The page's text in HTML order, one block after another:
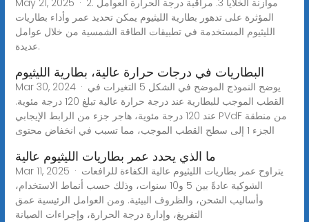
المؤثرة على تدهور بطارية الليثيوم يمكن تحديد عمر وأداء بطاريات
الليثيوم المستخدمة في تطبيقات الطاقة الشمسية من خلال عوامل
عديدة.
البطاريات في درجات حرارة عالية، بطارية الليثيوم
Mar 30, 2024 · يوضح النموذج الموضح في الشكل 5 التغيرات في
القطب الموجب للبطارية عند درجة حرارة عالية تبلغ 120 درجة مئوية.
عند 120 درجة مئوية، هاجر جزء من الرابط الإيجابي PVdF من منطقة
الجزء 1 إلى سطح القطب الموجب، مما تسبب في انخفاض محتوى
ما الذي يحدد عمر بطاريات الليثيوم عالية
Mar 11, 2025 · يتراوح عمر بطاريات الليثيوم عالية الكفاءة للرافعات
الشوكية عادةً بين 5 و10 سنوات، وذلك حسب أنماط الاستخدام،
وأساليب الشحن، والظروف البيئية. ومن العوامل الرئيسية عمق
التفريغ، وإدارة درجة الحرارة، وإجراءات الصيانة